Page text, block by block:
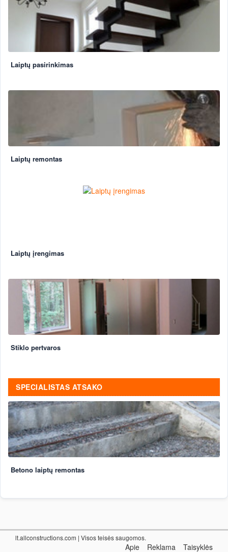
Laiptų pasirinkimas
Laiptų remontas
Laiptų įrengimas
Stiklo pertvaros
SPECIALISTAS ATSAKO
Betono laiptų remontas
lt.allconstructions.com | Visos teisės saugomos.
Apie Reklama Taisyklės